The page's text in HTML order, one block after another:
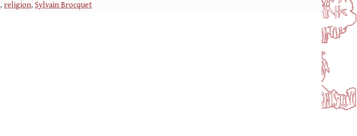
, religion, Sylvain Brocquet